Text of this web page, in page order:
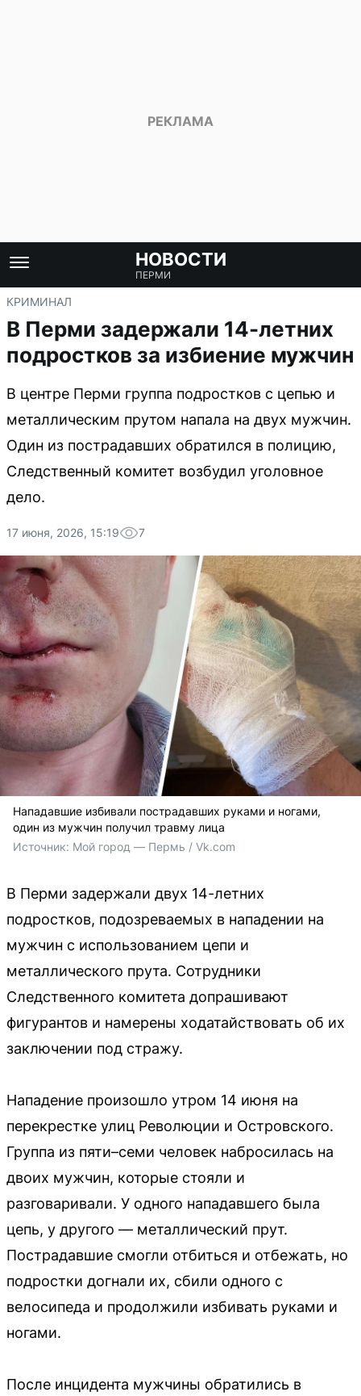
НОВОСТИ
ПЕРМИ
КРИМИНАЛ
В Перми задержали 14-летних
подростков за избиение мужчин
В центре Перми группа подростков с цепью и
металлическим прутом напала на двух мужчин.
Один из пострадавших обратился в полицию,
Следственный комитет возбудил уголовное
дело.
17 июня, 2026, 15:19 7
Нападавшие избивали пострадавших руками и ногами,
один из мужчин получил травму лица
Источник: Мой город — Пермь / Vk.com
В Перми задержали двух 14-летних
подростков, подозреваемых в нападении на
мужчин с использованием цепи и
металлического прута. Сотрудники
Следственного комитета допрашивают
фигурантов и намерены ходатайствовать об их
заключении под стражу.
Нападение произошло утром 14 июня на
перекрестке улиц Революции и Островского.
Группа из пяти–семи человек набросилась на
двоих мужчин, которые стояли и
разговаривали. У одного нападавшего была
цепь, у другого — металлический прут.
Пострадавшие смогли отбиться и отбежать, но
подростки догнали их, сбили одного с
велосипеда и продолжили избивать руками и
ногами.
После инцидента мужчины обратились в